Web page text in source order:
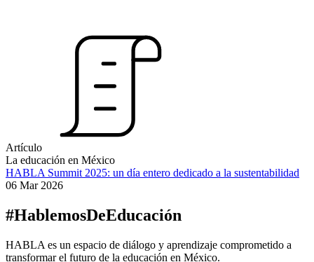
Artículo
La educación en México
HABLA Summit 2025: un día entero dedicado a la sustentabilidad
06 Mar 2026
#HablemosDeEducación
HABLA es un espacio de diálogo y aprendizaje comprometido a
transformar el futuro de la educación en México.